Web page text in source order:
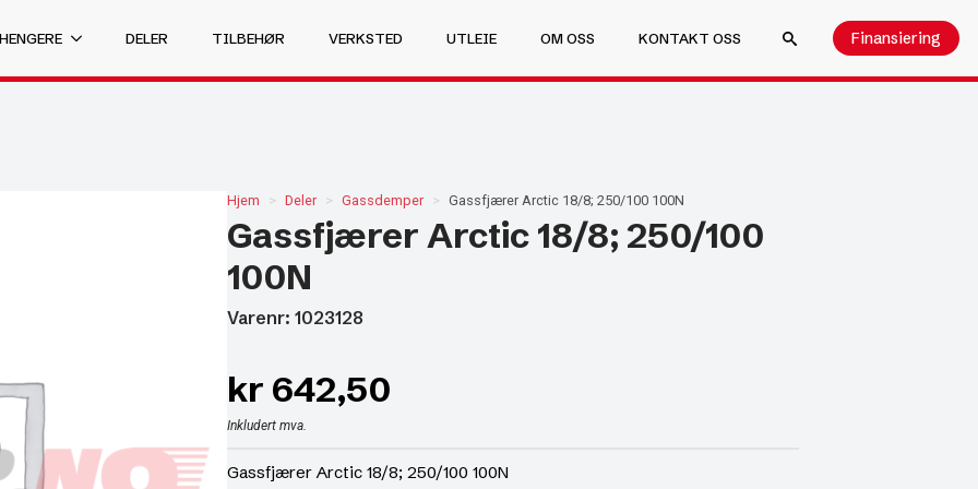
DELER TILBEHØR VERKSTED UTLEIE OM OSS
KONTAKT OSS
Finansiering
Hjem Deler Gassdemper Gassfjærer Arctic 18/8; 250/100 100N
Gassfjærer Arctic 18/8; 250/100
100N
Varenr: 1023128
kr 642,50
Inkludert mva.
Gassfjærer Arctic 18/8; 250/100 100N